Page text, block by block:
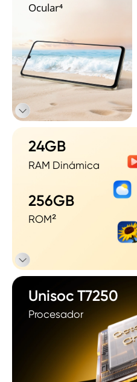
Procesador
Unisoc T7250
ROM²
256GB
RAM Dinámica
24GB
Ocular⁴